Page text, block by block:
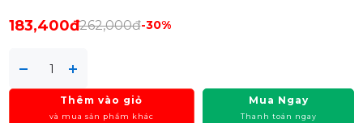
183,400đ262,000đ-30%
Thêm vào giỏ
và mua sản phẩm khác
Mua Ngay
Thanh toán ngay